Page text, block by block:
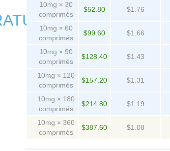
10mg × 30
comprimés
$52.80 $1.76
10mg × 60
comprimés
$99.60 $1.66
10mg × 90
comprimés
$128.40 $1.43
10mg × 120
comprimés
$157.20 $1.31
10mg × 180
comprimés
$214.80 $1.19
10mg × 360
comprimés
$387.60 $1.08